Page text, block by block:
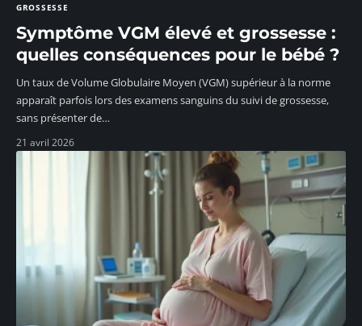
GROSSESSE
Symptôme VGM élevé et grossesse :
quelles conséquences pour le bébé ?
Un taux de Volume Globulaire Moyen (VGM) supérieur à la norme
apparaît parfois lors des examens sanguins du suivi de grossesse,
sans présenter de…
21 avril 2026